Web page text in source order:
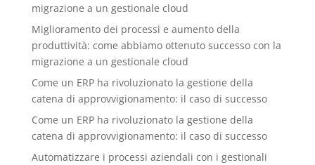
migrazione a un gestionale cloud
Miglioramento dei processi e aumento della
produttività: come abbiamo ottenuto successo con la
migrazione a un gestionale cloud
Come un ERP ha rivoluzionato la gestione della
catena di approvvigionamento: il caso di successo
Come un ERP ha rivoluzionato la gestione della
catena di approvvigionamento: il caso di successo
Automatizzare i processi aziendali con i gestionali